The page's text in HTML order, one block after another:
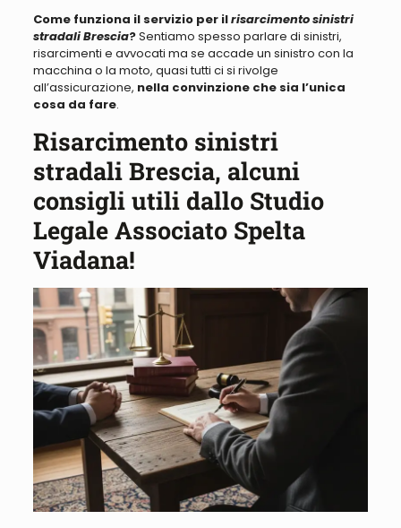
Come funziona il servizio per ilrisarcimento sinistri
stradali Brescia?Sentiamo spesso parlare di sinistri,
risarcimenti e avvocati ma se accade un sinistro con la
macchina o la moto, quasi tutti ci si rivolge
all’assicurazione, nella convinzione che sia l’unica
cosa da fare.
Risarcimento sinistri
stradali Brescia, alcuni
consigli utili dallo Studio
Legale Associato Spelta
Viadana!